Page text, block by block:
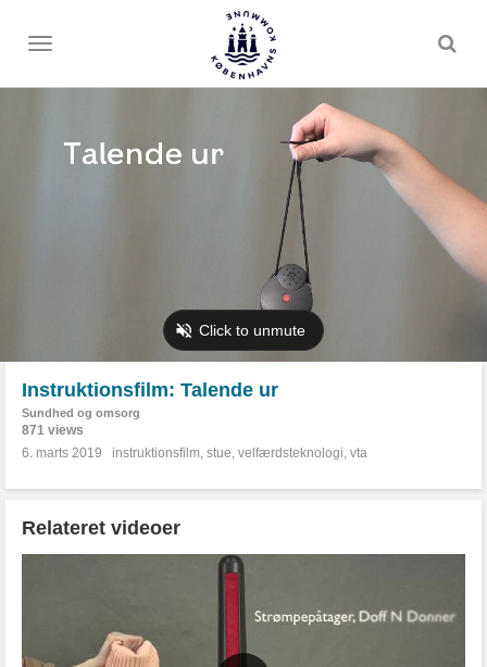
Toggle
Instruktionsfilm: Talende ur
Sundhed og omsorg
871 views
6. marts 2019
instruktionsfilm, stue, velfærdsteknologi, vta
Relateret videoer